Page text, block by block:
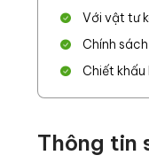
Với vật tư
Chính
Chiết khấu
Thông tin